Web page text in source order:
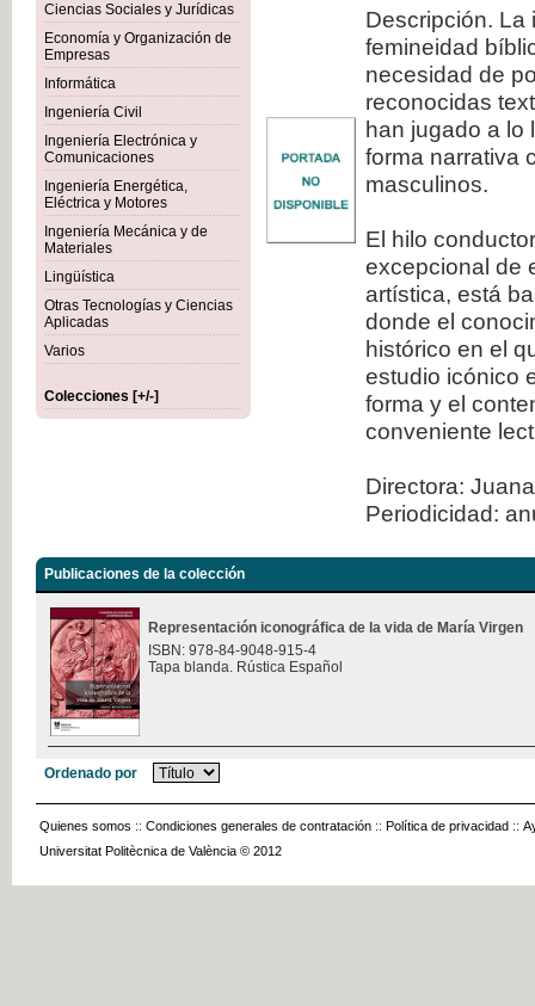
Ciencias Sociales y Jurídicas
Economía y Organización de
Empresas
Informática
Ingeniería Civil
Ingeniería Electrónica y
Comunicaciones
Ingeniería Energética,
Eléctrica y Motores
Ingeniería Mecánica y de
Materiales
Lingüística
Otras Tecnologías y Ciencias
Aplicadas
Varios
Colecciones [+/-]
Descripción. La
femineidad
necesidad de
reconocidas
han jugado a lo
forma narrativa
masculinos.
El hilo
excepcional de
artística, está
donde el
histórico en el
estudio icónico
forma y el
conveniente
Directora:
Periodicidad:
Publicaciones de la colección
Representación iconográfica de la vida de María Virgen
ISBN: 978-84-9048-915-4
Tapa blanda. Rústica Español
Ordenado por
Quienes somos :: Condiciones generales de contratación :: Política de privacidad ::
Universitat Politècnica de València © 2012